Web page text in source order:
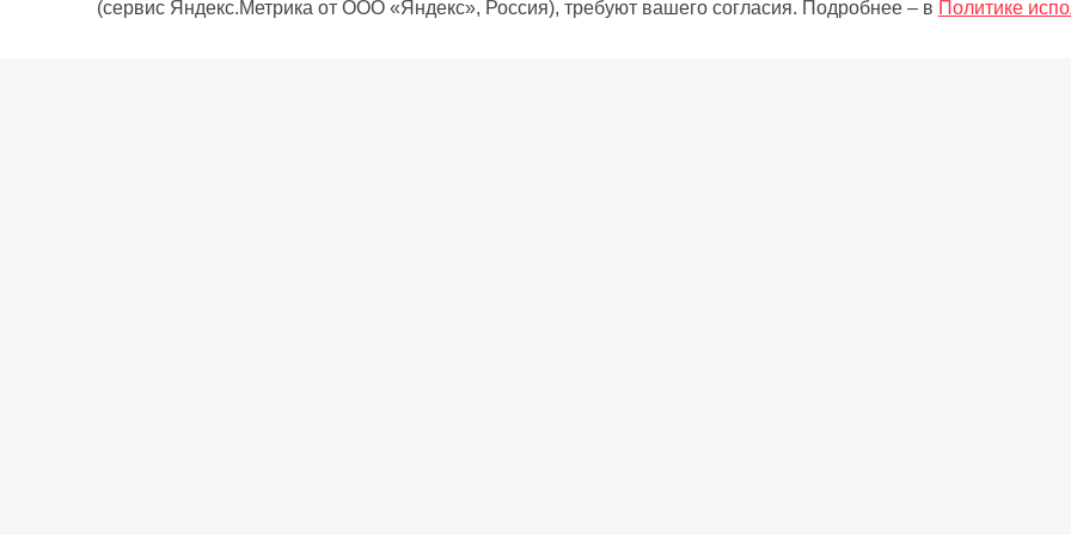
(сервис Яндекс.Метрика от ООО «Яндекс», Россия), требуют вашего согласия. Подробнее – в Политике